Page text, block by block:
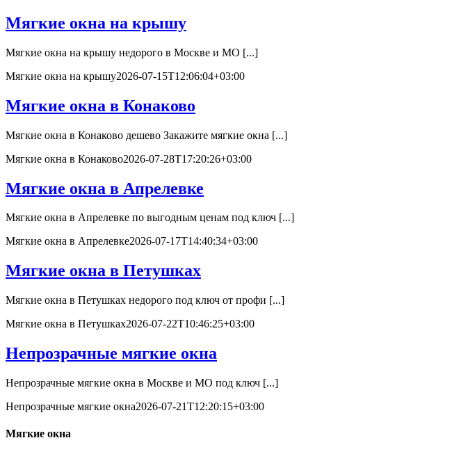
Мягкие окна на крышу
Мягкие окна на крышу недорого в Москве и МО [...]
Мягкие окна на крышу2026-07-15T12:06:04+03:00
Мягкие окна в Конаково
Мягкие окна в Конаково дешево Закажите мягкие окна [...]
Мягкие окна в Конаково2026-07-28T17:20:26+03:00
Мягкие окна в Апрелевке
Мягкие окна в Апрелевке по выгодным ценам под ключ [...]
Мягкие окна в Апрелевке2026-07-17T14:40:34+03:00
Мягкие окна в Петушках
Мягкие окна в Петушках недорого под ключ от профи [...]
Мягкие окна в Петушках2026-07-22T10:46:25+03:00
Непрозрачные мягкие окна
Непрозрачные мягкие окна в Москве и МО под ключ [...]
Непрозрачные мягкие окна2026-07-21T12:20:15+03:00
Мягкие окна